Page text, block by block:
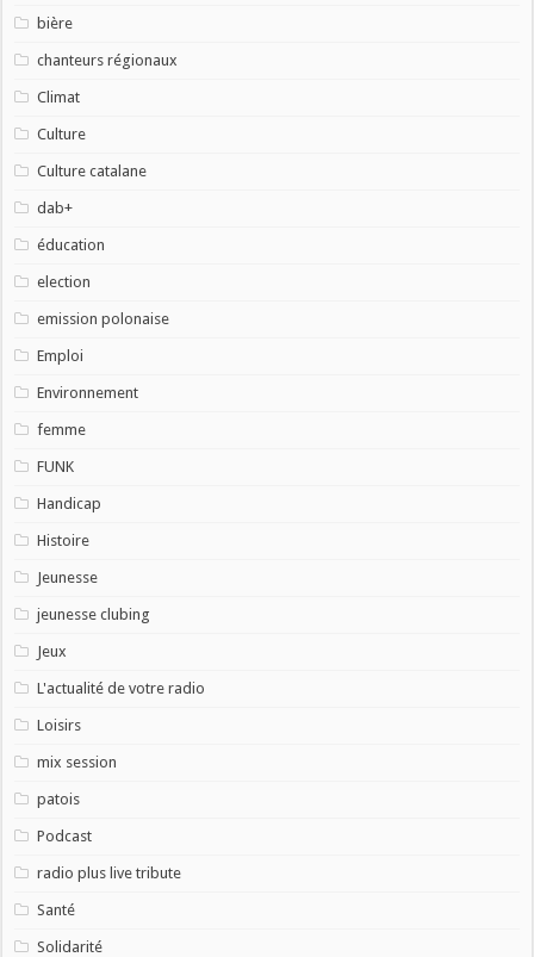
bière
chanteurs régionaux
Climat
Culture
Culture catalane
dab+
éducation
election
emission polonaise
Emploi
Environnement
femme
FUNK
Handicap
Histoire
Jeunesse
jeunesse clubing
Jeux
L'actualité de votre radio
Loisirs
mix session
patois
Podcast
radio plus live tribute
Santé
Solidarité